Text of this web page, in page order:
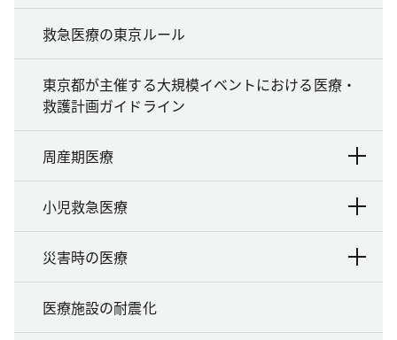
救急医療の東京ルール
東京都が主催する大規模イベントにおける医療・
救護計画ガイドライン
周産期医療
小児救急医療
災害時の医療
医療施設の耐震化